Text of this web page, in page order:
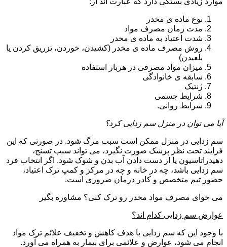
نوع ماده ی مخدر
مدت زمان مصرف مواد
شدت اعتیاد به ماده ی مخدر
روش مصرف ماده ی مخدر (کشیدن، خوردن، تزریق کردن یا
بلعیدن)
میزان مواد مصرفی در هربار استفاده
سابقه ی خانوادگی
ژنتیک
شرایط جسمی
شرایط روانی.
آیا می توان در منزل سم زدایی کرد؟
سم زدایی در منزل ممکن است سبب مرگ شود. در صورتی که این
فرایند تحت نظر پزشک صورت نگیرد، می تواند سبب تسنج،
دهیدراتاسیون یا از دست دادن آب بدن و شوک شود. اگر انتخاب فرد
سم زدایی باشد، چه در خانه و چه در مرکز و کمپ ترک اعتیاد،
حضور تیم متخصص و کادر درمان ضروری است.
می خوای مصرف مواد مخدر رو ترک کنی؟ مشاوره بگیر
عوارض سم زدایی کدام اند؟
با وجود این که سم زدایی با هدف کاهش و تخفیف علائم ترک مواد
انجام می شود، عوارض و علائمی برای بیمار به همراه می آورد.